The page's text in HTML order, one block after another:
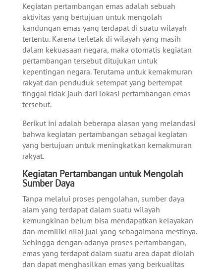
Kegiatan pertambangan emas adalah sebuah
aktivitas yang bertujuan untuk mengolah
kandungan emas yang terdapat di suatu wilayah
tertentu. Karena terletak di wilayah yang masih
dalam kekuasaan negara, maka otomatis kegiatan
pertambangan tersebut ditujukan untuk
kepentingan negara. Terutama untuk kemakmuran
rakyat dan penduduk setempat yang bertempat
tinggal tidak jauh dari lokasi pertambangan emas
tersebut.
Berikut ini adalah beberapa alasan yang melandasi
bahwa kegiatan pertambangan sebagai kegiatan
yang bertujuan untuk meningkatkan kemakmuran
rakyat.
Kegiatan Pertambangan untuk Mengolah
Sumber Daya
Tanpa melalui proses pengolahan, sumber daya
alam yang terdapat dalam suatu wilayah
kemungkinan belum bisa mendapatkan kelayakan
dan memiliki nilai jual yang sebagaimana mestinya.
Sehingga dengan adanya proses pertambangan,
emas yang terdapat dalam suatu area dapat diolah
dan dapat menghasilkan emas yang berkualitas